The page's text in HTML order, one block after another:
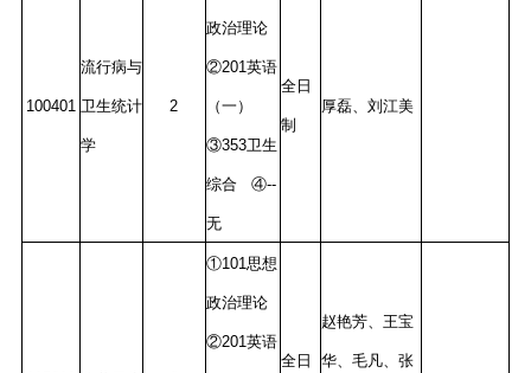
100401
流行病与
卫生统计
学
2
政治理论
②201英语
（一）
③353卫生
综合 ④--
无
全日
制
厚磊、刘江美
①101思想
政治理论
②201英语
全日
赵艳芳、王宝
华、毛凡、张